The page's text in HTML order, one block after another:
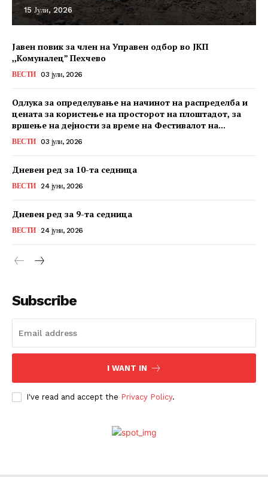
15 Јули, 2026
Јавен повик за член на Управен одбор во ЈКП
,,Комуналец” Пехчево
ВЕСТИ 03 јули, 2026
Одлука за определување на начинот на распределба и
цената за користење на просторот на плоштадот, за
вршење на дејности за време на Фестивалот на...
ВЕСТИ 03 јули, 2026
Дневен ред за 10-та седница
ВЕСТИ 24 јуни, 2026
Дневен ред за 9-та седница
ВЕСТИ 24 јуни, 2026
Subscribe
I WANT IN
I've read and accept the Privacy Policy.